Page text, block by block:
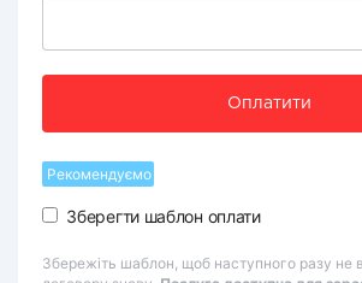
Оплатити
Рекомендуємо
Зберегти шаблон оплати
Збережіть шаблон, щоб наступного разу не